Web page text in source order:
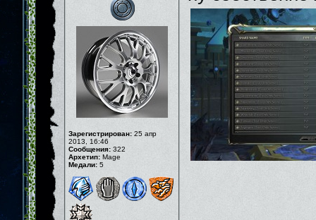
Зарегистрирован: 25 апр
2013, 16:46
Сообщения: 322
Архетип: Mage
Медали: 5